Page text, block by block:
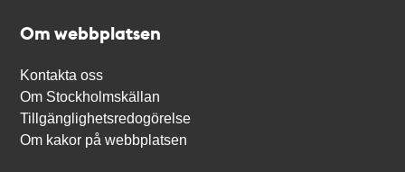
Om webbplatsen
Kontakta oss
Om Stockholmskällan
Tillgänglighetsredogörelse
Om kakor på webbplatsen